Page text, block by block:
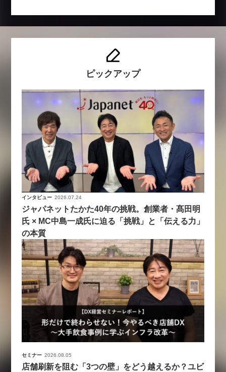
ピックアップ
インタビュー 2026.07.24
ジャパネットたかた40年の挑戦。創業者・髙田明
氏 × MC中島一成氏に迫る「挑戦」と「伝える力」
の本質
セミナー 2026.08.05
店舗刷新を阻む「3つの壁」をどう越えるか？ユビ